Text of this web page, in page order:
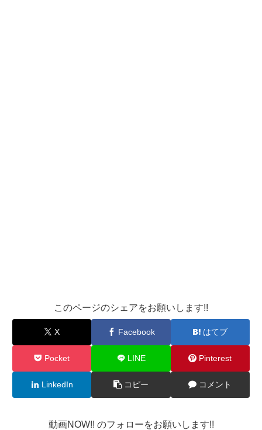
このページのシェアをお願いします!!
X Facebook はてブ
Pocket LINE Pinterest
LinkedIn コピー コメント
動画NOW!! のフォローをお願いします!!